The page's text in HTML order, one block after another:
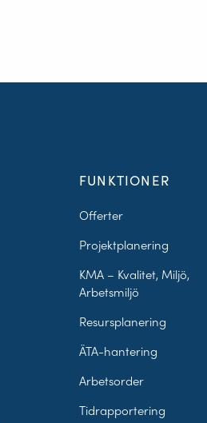
FUNKTIONER
Offerter
Projektplanering
KMA – Kvalitet, Miljö,
Arbetsmiljö
Resursplanering
ÄTA-hantering
Arbetsorder
Tidrapportering